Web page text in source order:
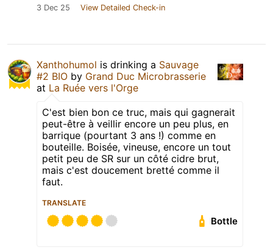
3 Dec 25 View Detailed Check-in
Xanthohumol is drinking a Sauvage
#2 BIO by Grand Duc Microbrasserie
at La Ruée vers l'Orge
C'est bien bon ce truc, mais qui gagnerait
peut-être à veillir encore un peu plus, en
barrique (pourtant 3 ans !) comme en
bouteille. Boisée, vineuse, encore un tout
petit peu de SR sur un côté cidre brut,
mais c'est doucement bretté comme il
faut.
TRANSLATE
Bottle